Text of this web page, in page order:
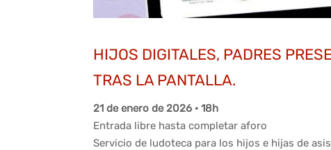
HIJOS DIGITALES, PADRES
TRAS LA PANTALLA.
21 de enero de 2026 · 18h
Entrada libre hasta completar aforo
Servicio de ludoteca para los hijos e hijas de